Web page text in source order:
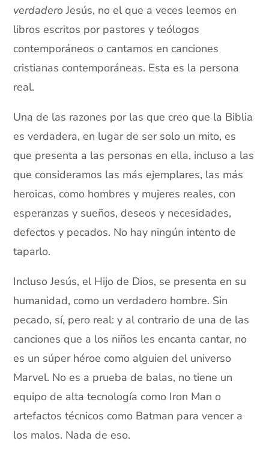
verdadero Jesús, no el que a veces leemos en
libros escritos por pastores y teólogos
contemporáneos o cantamos en canciones
cristianas contemporáneas. Esta es la persona
real.
Una de las razones por las que creo que la Biblia
es verdadera, en lugar de ser solo un mito, es
que presenta a las personas en ella, incluso a las
que consideramos las más ejemplares, las más
heroicas, como hombres y mujeres reales, con
esperanzas y sueños, deseos y necesidades,
defectos y pecados. No hay ningún intento de
taparlo.
Incluso Jesús, el Hijo de Dios, se presenta en su
humanidad, como un verdadero hombre. Sin
pecado, sí, pero real: y al contrario de una de las
canciones que a los niños les encanta cantar, no
es un súper héroe como alguien del universo
Marvel. No es a prueba de balas, no tiene un
equipo de alta tecnología como Iron Man o
artefactos técnicos como Batman para vencer a
los malos. Nada de eso.